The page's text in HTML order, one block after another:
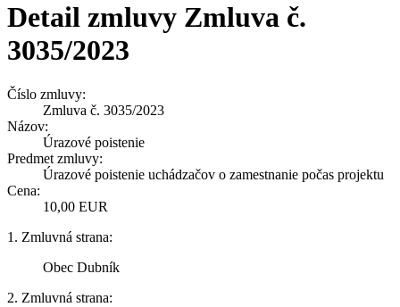
Detail zmluvy Zmluva č.
3035/2023
Číslo zmluvy:
Zmluva č. 3035/2023
Názov:
Úrazové poistenie
Predmet zmluvy:
Úrazové poistenie uchádzačov o zamestnanie počas projektu
Cena:
10,00 EUR
1. Zmluvná strana:
Obec Dubník
2. Zmluvná strana: